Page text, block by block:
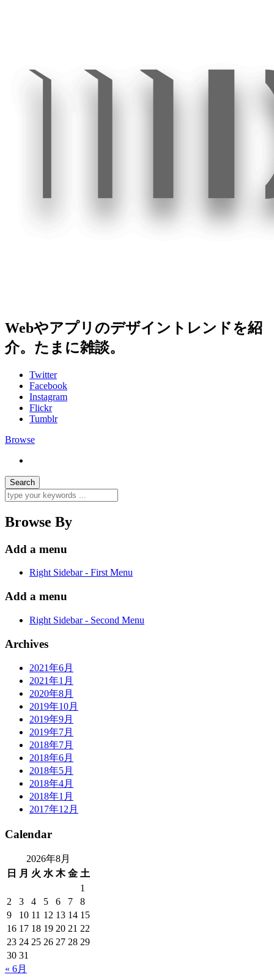
Webやアプリのデザイントレンドを紹
介。たまに雑談。
Twitter
Facebook
Instagram
Flickr
Tumblr
Browse
Browse By
Add a menu
Right Sidebar - First Menu
Add a menu
Right Sidebar - Second Menu
Archives
2021年6月
2021年1月
2020年8月
2019年10月
2019年9月
2019年7月
2018年7月
2018年6月
2018年5月
2018年4月
2018年1月
2017年12月
Calendar
2026年8月
日
月 火 水 木 金 土
1
2
3 4 5 6 7
8
9
10 11 12 13 14 15
16 17 18 19 20 21 22
23 24 25 26 27 28 29
30 31
« 6月